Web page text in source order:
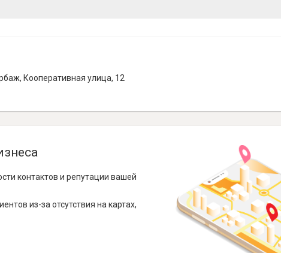
Кооперативная улица, 12
контактов и репутации вашей
из-за отсутствия на картах,